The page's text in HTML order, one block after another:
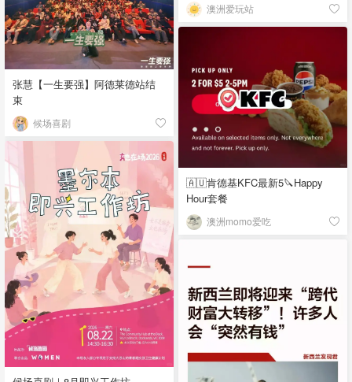
澳洲爱玩站
张慧【一生要强】阿德莱德站结
束
候场喜剧
🇦🇺肯德基KFC最新5🔪Happy
Hour套餐
澳洲momo爱吃